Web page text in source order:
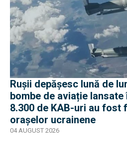
Rușii depășesc lună de
bombe de aviație lansate
8.300 de KAB-uri au
orașelor ucrainene
04 AUGUST 2026